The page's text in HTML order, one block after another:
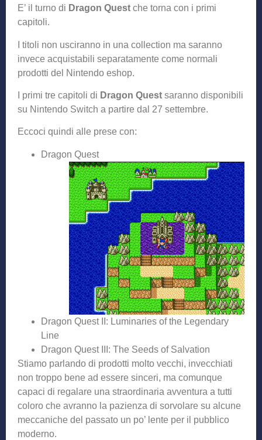
E’ il turno di Dragon Quest che torna con i primi
capitoli.
I titoli non usciranno in una collection ma saranno
invece acquistabili separatamente come normali
prodotti del Nintendo eshop.
I primi tre capitoli di Dragon Quest saranno disponibili
su Nintendo Switch a partire dal 27 settembre.
Eccoci quindi alle prese con:
Dragon Quest
Dragon Quest II: Luminaries of the Legendary
Line
Dragon Quest III: The Seeds of Salvation
Stiamo parlando di prodotti molto vecchi, invecchiati
non troppo bene ad essere sinceri, ma comunque
capaci di regalare una straordinaria avventura a tutti
coloro che avranno la pazienza di sorvolare su alcune
meccaniche del passato un po’ lente per il pubblico
moderno.